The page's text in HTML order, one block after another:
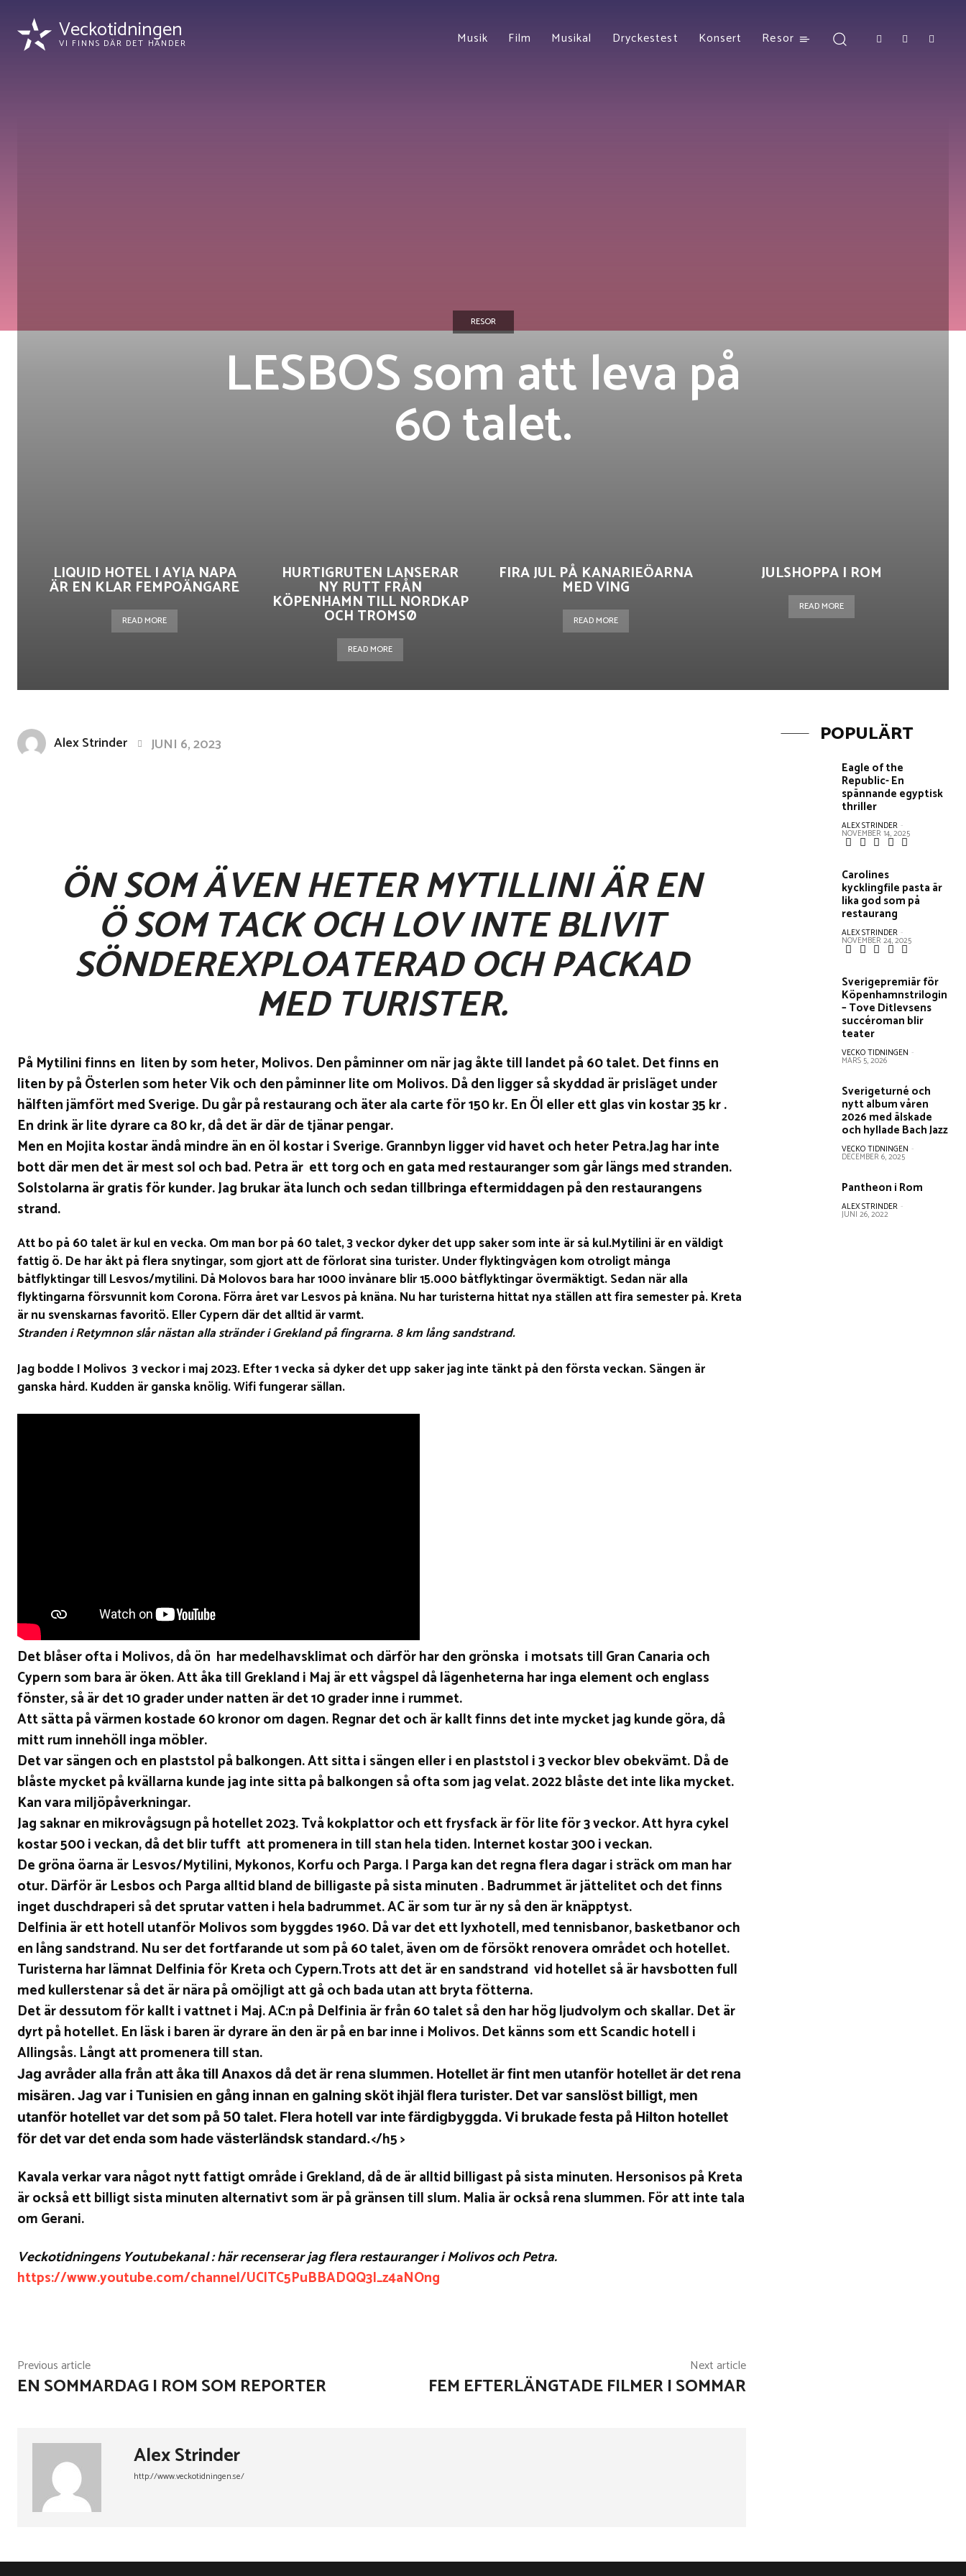
Veckotidningen
VI FINNS DÄR DET HÄNDER Musik Film Musikal Dryckestest Konsert Resor
RESOR
LESBOS som att leva på
60 talet.
LIQUID HOTEL I AYIA NAPA
ÄR EN KLAR FEMPOÄNGARE
READ MORE
HURTIGRUTEN LANSERAR
NY RUTT FRÅN
KÖPENHAMN TILL NORDKAP
OCH TROMSØ
READ MORE
FIRA JUL PÅ KANARIEÖARNA
MED VING
READ MORE
JULSHOPPA I ROM
READ MORE
Alex Strinder JUNI 6, 2023
ÖN SOM ÄVEN HETER MYTILLINI ÄR EN
Ö SOM TACK OCH LOV INTE BLIVIT
SÖNDEREXPLOATERAD OCH PACKAD
MED TURISTER.
På Mytilini finns en liten by som heter, Molivos. Den påminner om när jag åkte till landet på 60 talet. Det finns en
liten by på Österlen som heter Vik och den påminner lite om Molivos. Då den ligger så skyddad är prisläget under
hälften jämfört med Sverige. Du går på restaurang och äter ala carte för 150 kr. En Öl eller ett glas vin kostar 35 kr .
En drink är lite dyrare ca 80 kr, då det är där de tjänar pengar.
Men en Mojita kostar ändå mindre än en öl kostar i Sverige. Grannbyn ligger vid havet och heter Petra.Jag har inte
bott där men det är mest sol och bad. Petra är ett torg och en gata med restauranger som går längs med stranden.
Solstolarna är gratis för kunder. Jag brukar äta lunch och sedan tillbringa eftermiddagen på den restaurangens
strand.
Att bo på 60 talet är kul en vecka. Om man bor på 60 talet, 3 veckor dyker det upp saker som inte är så kul.Mytilini är en väldigt
fattig ö. De har åkt på flera snytingar, som gjort att de förlorat sina turister. Under flyktingvågen kom otroligt många
båtflyktingar till Lesvos/mytilini. Då Molovos bara har 1000 invånare blir 15.000 båtflyktingar övermäktigt. Sedan när alla
flyktingarna försvunnit kom Corona. Förra året var Lesvos på knäna. Nu har turisterna hittat nya ställen att fira semester på. Kreta
är nu svenskarnas favoritö. Eller Cypern där det alltid är varmt.
Stranden i Retymnon slår nästan alla stränder i Grekland på fingrarna. 8 km lång sandstrand.
Jag bodde I Molivos 3 veckor i maj 2023. Efter 1 vecka så dyker det upp saker jag inte tänkt på den första veckan. Sängen är
ganska hård. Kudden är ganska knölig. Wifi fungerar sällan.
Det blåser ofta i Molivos, då ön har medelhavsklimat och därför har den grönska i motsats till Gran Canaria och
Cypern som bara är öken. Att åka till Grekland i Maj är ett vågspel då lägenheterna har inga element och englass
fönster, så är det 10 grader under natten är det 10 grader inne i rummet.
Att sätta på värmen kostade 60 kronor om dagen. Regnar det och är kallt finns det inte mycket jag kunde göra, då
mitt rum innehöll inga möbler.
Det var sängen och en plaststol på balkongen. Att sitta i sängen eller i en plaststol i 3 veckor blev obekvämt. Då de
blåste mycket på kvällarna kunde jag inte sitta på balkongen så ofta som jag velat. 2022 blåste det inte lika mycket.
Kan vara miljöpåverkningar.
Jag saknar en mikrovågsugn på hotellet 2023. Två kokplattor och ett frysfack är för lite för 3 veckor. Att hyra cykel
kostar 500 i veckan, då det blir tufft att promenera in till stan hela tiden. Internet kostar 300 i veckan.
De gröna öarna är Lesvos/Mytilini, Mykonos, Korfu och Parga. I Parga kan det regna flera dagar i sträck om man har
otur. Därför är Lesbos och Parga alltid bland de billigaste på sista minuten . Badrummet är jättelitet och det finns
inget duschdraperi så det sprutar vatten i hela badrummet. AC är som tur är ny så den är knäpptyst.
Delfinia är ett hotell utanför Molivos som byggdes 1960. Då var det ett lyxhotell, med tennisbanor, basketbanor och
en lång sandstrand. Nu ser det fortfarande ut som på 60 talet, även om de försökt renovera området och hotellet.
Turisterna har lämnat Delfinia för Kreta och Cypern.Trots att det är en sandstrand vid hotellet så är havsbotten full
med kullerstenar så det är nära på omöjligt att gå och bada utan att bryta fötterna.
Det är dessutom för kallt i vattnet i Maj. AC:n på Delfinia är från 60 talet så den har hög ljudvolym och skallar. Det är
dyrt på hotellet. En läsk i baren är dyrare än den är på en bar inne i Molivos. Det känns som ett Scandic hotell i
Allingsås. Långt att promenera till stan.
Jag avråder alla från att åka till Anaxos då det är rena slummen. Hotellet är fint men utanför hotellet är det rena
misären. Jag var i Tunisien en gång innan en galning sköt ihjäl flera turister. Det var sanslöst billigt, men
utanför hotellet var det som på 50 talet. Flera hotell var inte färdigbyggda. Vi brukade festa på Hilton hotellet
för det var det enda som hade västerländsk standard.</h5 >
Kavala verkar vara något nytt fattigt område i Grekland, då de är alltid billigast på sista minuten. Hersonisos på Kreta
är också ett billigt sista minuten alternativt som är på gränsen till slum. Malia är också rena slummen. För att inte tala
om Gerani.
Veckotidningens Youtubekanal : här recenserar jag flera restauranger i Molivos och Petra.
https://www.youtube.com/channel/UClTC5PuBBADQQ3I_z4aNOng
Previous article
EN SOMMARDAG I ROM SOM REPORTER
Next article
FEM EFTERLÄNGTADE FILMER I SOMMAR
Alex Strinder
http://www.veckotidningen.se/
POPULÄRT
Eagle of the
Republic- En
spännande egyptisk
thriller
ALEX STRINDER -
NOVEMBER 14, 2025
Carolines
kycklingfile pasta är
lika god som på
restaurang
ALEX STRINDER -
NOVEMBER 24, 2025
Sverigepremiär för
Köpenhamnstrilogin
– Tove Ditlevsens
succéroman blir
teater
VECKO TIDNINGEN -
MARS 5, 2026
Sverigeturné och
nytt album våren
2026 med älskade
och hyllade Bach Jazz
VECKO TIDNINGEN -
DECEMBER 6, 2025
Pantheon i Rom
ALEX STRINDER -
JUNI 26, 2022